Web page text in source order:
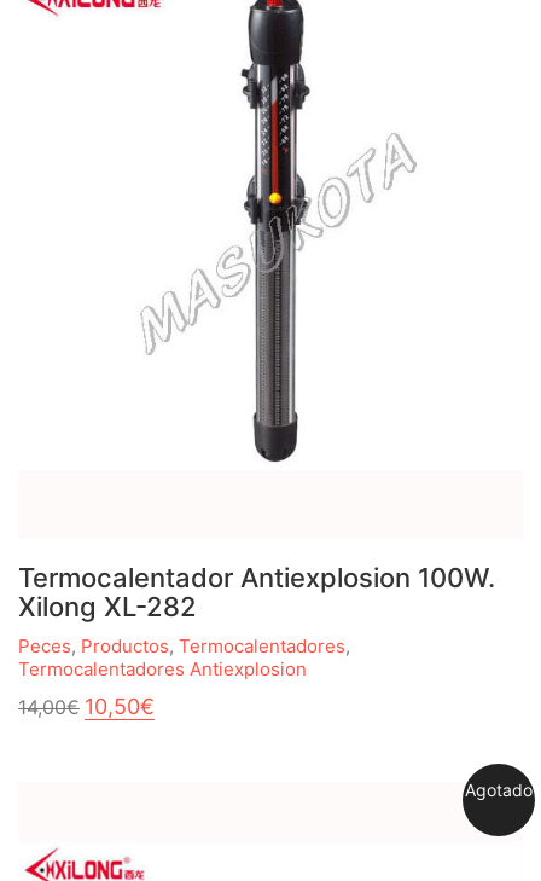
Termocalentador Antiexplosion 100W.
Xilong XL-282
Peces, Productos, Termocalentadores,
Termocalentadores Antiexplosion
14,00€ El
precio
10,50€
precio
Agotado